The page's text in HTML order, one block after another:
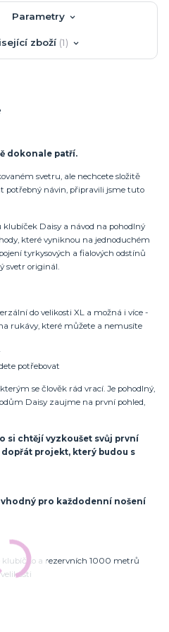
Parametry
zboží 1
dokonale patří.
svetru, ale nechcete složitě
potřebný návin, připravili jsme tuto
Daisy a návod na pohodlný
které vyniknou na jednoduchém
tyrkysových a fialových odstínů
svetr originál.
do velikosti XL a možná i více -
rukávy, které můžete a nemusíte
potřebovat
se člověk rád vrací. Je pohodlný,
Daisy zaujme na první pohled,
si chtějí vyzkoušet svůj první
projekt, který budou s
pro každodenní nošení
klubíčko a rezervních 1000 metrů